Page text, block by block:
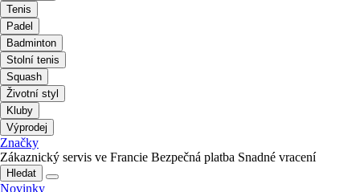
Tenis
Padel
Badminton
Stolní tenis
Squash
Životní styl
Kluby
Výprodej
Značky
Zákaznický servis ve Francie Bezpečná platba Snadné vracení
Hledat
Novinky